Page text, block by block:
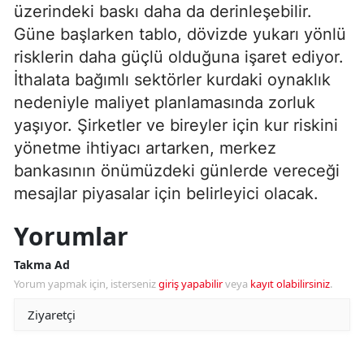
üzerindeki baskı daha da derinleşebilir.
Güne başlarken tablo, dövizde yukarı yönlü
risklerin daha güçlü olduğuna işaret ediyor.
İthalata bağımlı sektörler kurdaki oynaklık
nedeniyle maliyet planlamasında zorluk
yaşıyor. Şirketler ve bireyler için kur riskini
yönetme ihtiyacı artarken, merkez
bankasının önümüzdeki günlerde vereceği
mesajlar piyasalar için belirleyici olacak.
Yorumlar
Takma Ad
Yorum yapmak için, istersenizgiriş yapabilirveya kayıt olabilirsiniz.